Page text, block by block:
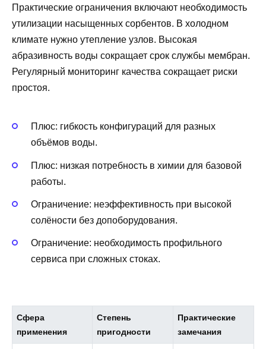
Практические ограничения включают необходимость
утилизации насыщенных сорбентов. В холодном
климате нужно утепление узлов. Высокая
абразивность воды сокращает срок службы мембран.
Регулярный мониторинг качества сокращает риски
простоя.
Плюс: гибкость конфигураций для разных
объёмов воды.
Плюс: низкая потребность в химии для базовой
работы.
Ограничение: неэффективность при высокой
солёности без допоборудования.
Ограничение: необходимость профильного
сервиса при сложных стоках.
Сфера
применения
Степень
пригодности
Практические
замечания